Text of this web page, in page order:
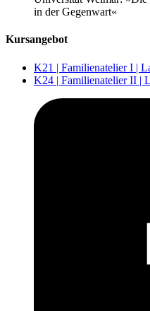
in der Gegenwart«
Kursangebot
K21 | Familienatelier I |
K24 | Familienatelier II |